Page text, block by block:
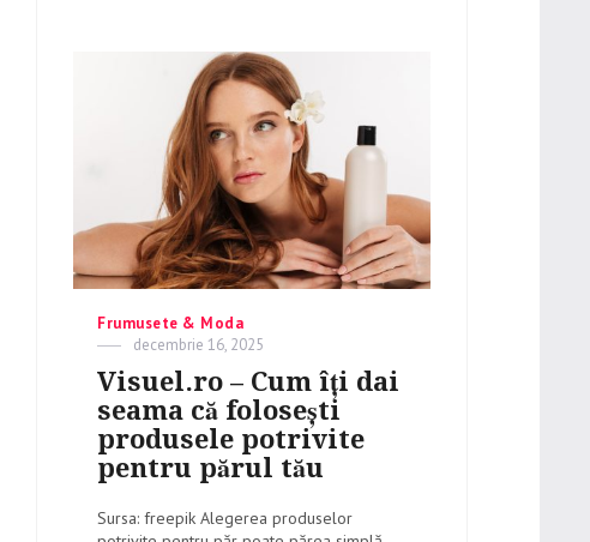
Categories
Frumusete & Moda
Posted
decembrie 16, 2025
Visuel.ro – Cum îți dai
seama că folosești
produsele potrivite
pentru părul tău
Sursa: freepik Alegerea produselor